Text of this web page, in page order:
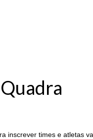
inscrever times e atletas